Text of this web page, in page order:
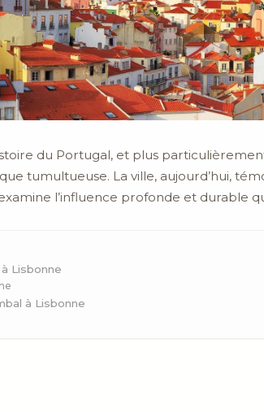
du Portugal, et plus
tumultueuse. La ville, aujourd’hui,
l’influence profonde et durable
Lisbonne
à Lisbonne